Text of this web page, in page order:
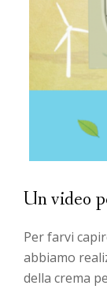
Un video
Per farvi
abbiamo
della crema